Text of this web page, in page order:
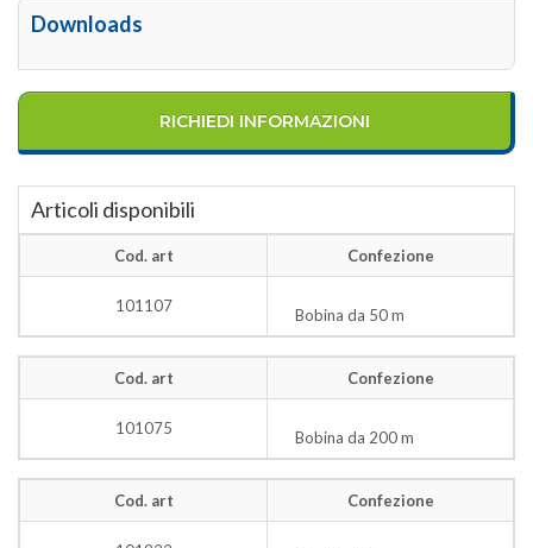
Downloads
RICHIEDI INFORMAZIONI
Articoli disponibili
Cod. art Confezione
101107 Bobina da 50 m
Cod. art Confezione
101075 Bobina da 200 m
Cod. art Confezione